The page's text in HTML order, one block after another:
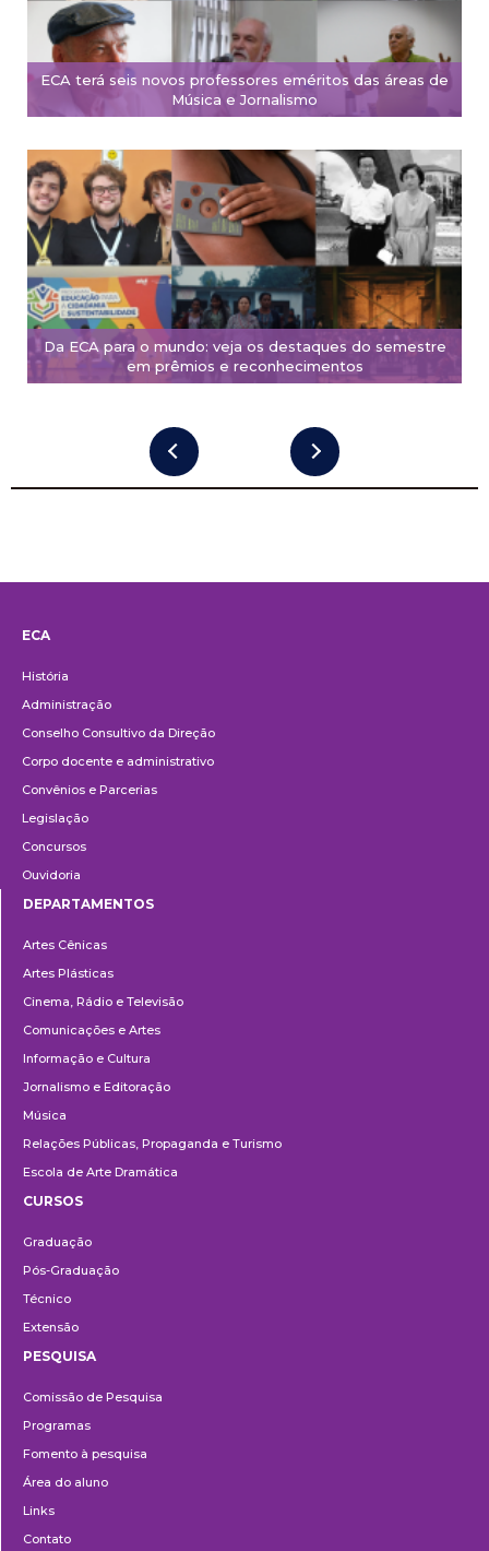
ECA terá seis novos professores eméritos das áreas de
Música e Jornalismo
Da ECA para o mundo: veja os destaques do semestre
em prêmios e reconhecimentos
ECA
História
Administração
Conselho Consultivo da Direção
Corpo docente e administrativo
Convênios e Parcerias
Legislação
Concursos
Ouvidoria
DEPARTAMENTOS
Artes Cênicas
Artes Plásticas
Cinema, Rádio e Televisão
Comunicações e Artes
Informação e Cultura
Jornalismo e Editoração
Música
Relações Públicas, Propaganda e Turismo
Escola de Arte Dramática
CURSOS
Graduação
Pós-Graduação
Técnico
Extensão
PESQUISA
Comissão de Pesquisa
Programas
Fomento à pesquisa
Área do aluno
Links
Contato